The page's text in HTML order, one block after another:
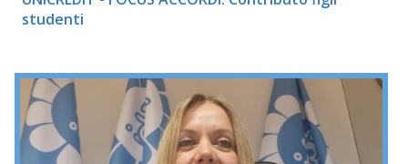
studenti